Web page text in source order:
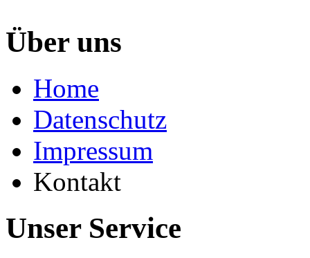
Über uns
Home
Datenschutz
Impressum
Kontakt
Unser Service